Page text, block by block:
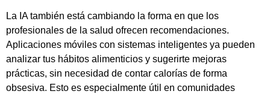
La IA también está cambiando la forma en que los
profesionales de la salud ofrecen recomendaciones.
Aplicaciones móviles con sistemas inteligentes ya pueden
analizar tus hábitos alimenticios y sugerirte mejoras
prácticas, sin necesidad de contar calorías de forma
obsesiva. Esto es especialmente útil en comunidades